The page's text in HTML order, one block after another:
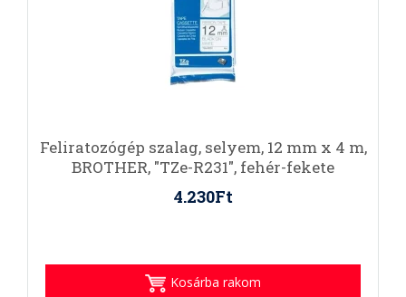
Feliratozógép szalag, selyem, 12 mm x 4 m,
BROTHER, "TZe-R231", fehér-fekete
4.230Ft
Kosárba rakom